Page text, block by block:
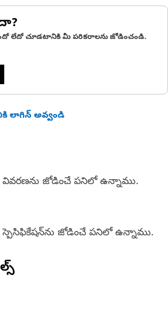
లేదో చూడటానికి మీ పరికరాలను జోడించండి.
లాగిన్ అవ్వండి
జోడించే పనిలో ఉన్నాము.
జోడించే పనిలో ఉన్నాము.